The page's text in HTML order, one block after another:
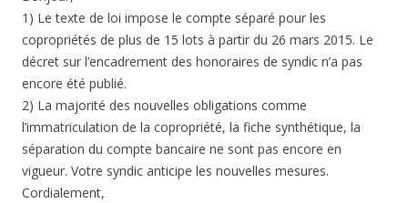
1) Le texte de loi impose le compte séparé pour les
copropriétés de plus de 15 lots à partir du 26 mars 2015. Le
décret sur l’encadrement des honoraires de syndic n’a pas
encore été publié.
2) La majorité des nouvelles obligations comme
l’immatriculation de la copropriété, la fiche synthétique, la
séparation du compte bancaire ne sont pas encore en
vigueur. Votre syndic anticipe les nouvelles mesures.
Cordialement,